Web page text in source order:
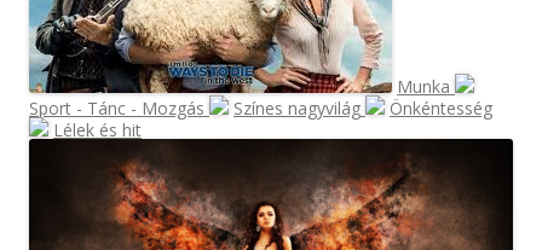
Munka
Sport - Tánc - Mozgás
Színes nagyvilág
Önkéntesség
Lélek és hit